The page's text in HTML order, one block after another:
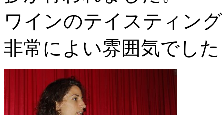
ワインのテイスティン
非常によい雰囲気でし